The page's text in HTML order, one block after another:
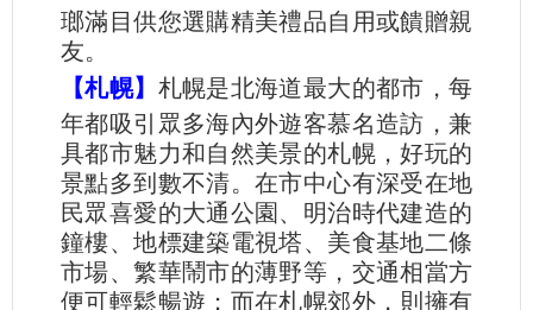
瑯滿目供您選購精美禮品自用或饋贈親
友。
【札幌】 札幌是北海道最大的都市，每
年都吸引眾多海內外遊客慕名造訪，兼
具都市魅力和自然美景的札幌，好玩的
景點多到數不清。在市中心有深受在地
民眾喜愛的大通公園、明治時代建造的
鐘樓、地標建築電視塔、美食基地二條
市場、繁華鬧市的薄野等，交通相當方
便可輕鬆暢遊；而在札幌郊外，則擁有